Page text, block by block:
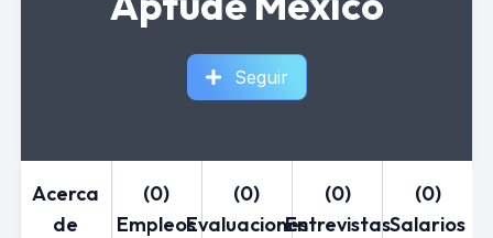
Seguir
Acerca
de
(0)
Empleos
(0)
Evaluaciones
(0)
Entrevistas
(0)
Salarios